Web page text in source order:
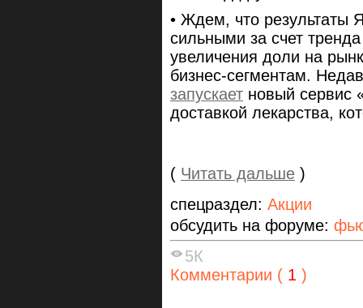
• Ждем, что результаты
сильными за счет
увеличения доли на
бизнес-сегментам.
запускает новый сервис
доставкой лекарства,
( Читать дальше )
спецраздел: Акции
обсудить на форуме:
5К
Комментарии ( 1 )